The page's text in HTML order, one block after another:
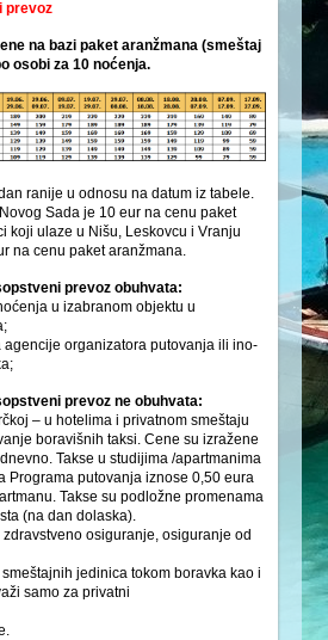
prevoz
na bazi paket aranžmana (smeštaj
osobi za 10 noćenja.
ranije u odnosu na datum iz tabele.
Sada je 10 eur na cenu paket
koji ulaze u Nišu, Leskovcu i Vranju
na cenu paket aranžmana.
prevoz obuhvata:
u izabranom objektu u
agencije organizatora putovanja ili ino-
prevoz ne obuhvata:
– u hotelima i privatnom smeštaju
boravišnih taksi. Cene su izražene
Takse u studijima /apartmanima
Programa putovanja iznose 0,50 eura
Takse su podložne promenama
(na dan dolaska).
osiguranje, osiguranje od
jedinica tokom boravka kao i
samo za privatni